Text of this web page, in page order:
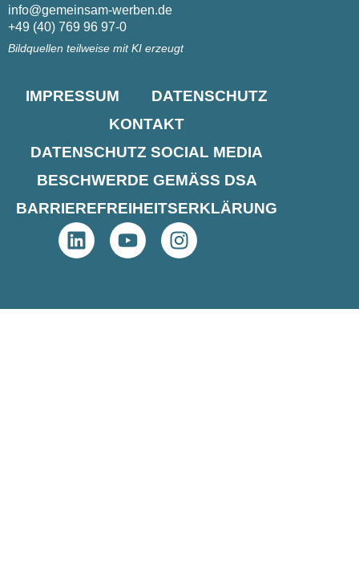
info@gemeinsam-werben.de
+49 (40) 769 96 97-0
Bildquellen teilweise mit KI erzeugt
IMPRESSUM
DATENSCHUTZ
KONTAKT
DATENSCHUTZ SOCIAL MEDIA
BESCHWERDE GEMÄSS DSA
BARRIEREFREIHEITS­ERKLÄRUNG